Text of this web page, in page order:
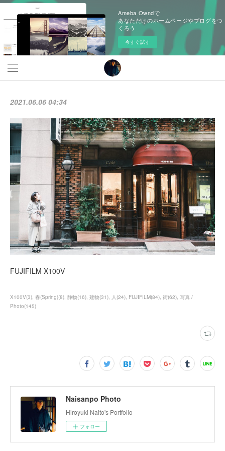
Ameba Owndで
あなただけのホームページやブログをつ
くろう
今すぐ試す
2021.06.06 04:34
FUJIFILM X100V
X100V(3) 春(Spring)(8) 静物(16) 建物(31) 人 (24) FUJIFILM(84) 街(62) 写真 /
Photo(145)
Naisanpo Photo
Hiroyuki Naito's Portfolio
フォロー